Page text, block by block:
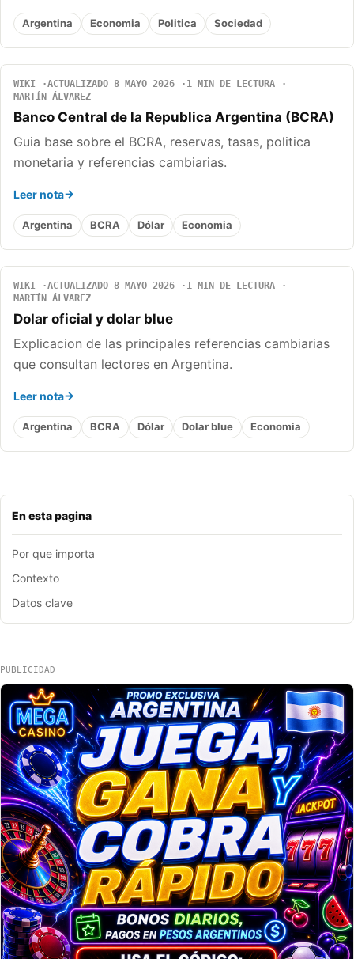
En esta pagina
Por que importa
Contexto
Datos clave
Argentina Economia Politica Sociedad
WIKI ACTUALIZADO 8 MAYO 2026
1 MIN DE LECTURA
MARTÍN ÁLVAREZ
Banco Central de la Republica Argentina (BCRA)
Guia base sobre el BCRA, reservas, tasas, politica
monetaria y referencias cambiarias.
Leer nota
Argentina BCRA Dólar Economia
WIKI ACTUALIZADO 8 MAYO 2026
1 MIN DE LECTURA
MARTÍN ÁLVAREZ
Dolar oficial y dolar blue
Explicacion de las principales referencias cambiarias
que consultan lectores en Argentina.
Leer nota
Argentina BCRA Dólar Dolar blue Economia
PUBLICIDAD